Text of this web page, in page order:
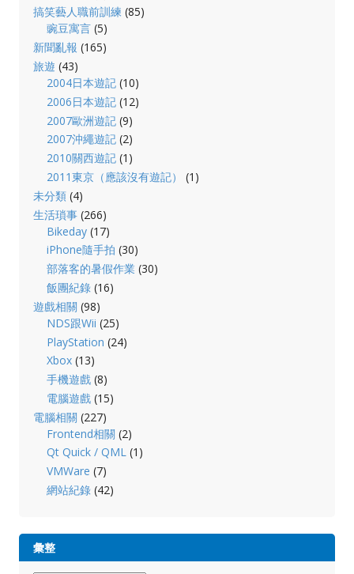
搞笑藝人職前訓練 (85)
豌豆寓言 (5)
新聞亂報 (165)
旅遊 (43)
2004日本遊記 (10)
2006日本遊記 (12)
2007歐洲遊記 (9)
2007沖繩遊記 (2)
2010關西遊記 (1)
2011東京（應該沒有遊記）
(1)
未分類(4)
生活瑣事(266)
Bikeday (17)
iPhone隨手拍 (30)
部落客的暑假作業 (30)
飯團紀錄 (16)
遊戲相關 (98)
NDS跟Wii (25)
PlayStation (24)
Xbox (13)
手機遊戲 (8)
電腦遊戲 (15)
電腦相關 (227)
Frontend相關 (2)
Qt Quick / QML (1)
VMWare (7)
網站紀錄 (42)
彙整